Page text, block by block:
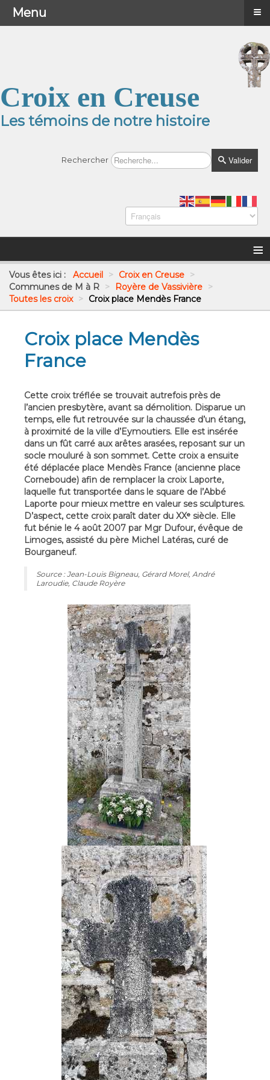
Croix en Creuse
Les témoins de notre histoire
Rechercher Valider
≡
Vous êtes ici : Accueil > Croix en Creuse >
Communes de M à R > Royère de Vassivière >
Toutes les croix > Croix place Mendès France
Croix place Mendès
France
Cette croix tréflée se trouvait autrefois près de
l’ancien presbytère, avant sa démolition. Disparue un
temps, elle fut retrouvée sur la chaussée d’un étang,
à proximité de la ville d’Eymoutiers. Elle est insérée
dans un fût carré aux arêtes arasées, reposant sur un
socle mouluré à son sommet. Cette croix a ensuite
été déplacée place Mendès France (ancienne place
Corneboude) afin de remplacer la croix Laporte,
laquelle fut transportée dans le square de l’Abbé
Laporte pour mieux mettre en valeur ses sculptures.
D’aspect, cette croix paraît dater du XXᵉ siècle. Elle
fut bénie le 4 août 2007 par Mgr Dufour, évêque de
Limoges, assisté du père Michel Latéras, curé de
Bourganeuf.
Source : Jean-Louis Bigneau, Gérard Morel, André
Laroudie, Claude Royère
Menu ≡
Menu ≡